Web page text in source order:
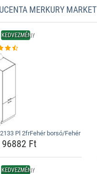
MERKURY MARKET
KEDVEZMÉNY
Pl 2frFehér borsó/Fehér
Ft
KEDVEZMÉNY